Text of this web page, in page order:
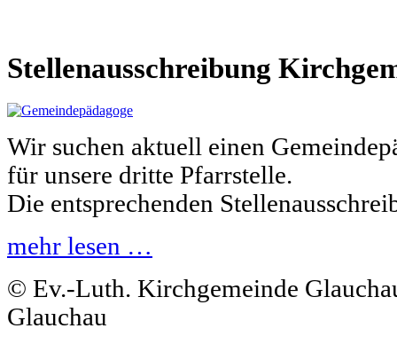
Stellenausschreibung
Wir suchen aktuell einen
für unsere dritte Pfarrstelle.
Die entsprechenden
mehr lesen …
© Ev.-Luth. Kirchgemeinde
Glauchau